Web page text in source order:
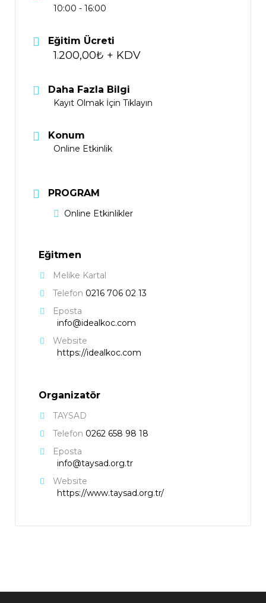
10:00 - 16:00
Eğitim Ücreti
1.200,00₺ + KDV
Daha Fazla Bilgi
Kayıt Olmak İçin Tıklayın
Konum
Online Etkinlik
PROGRAM
Online Etkinlikler
Eğitmen
Melike Kartal
Telefon 0216 706 02 13
Eposta
info@idealkoc.com
Website
https://idealkoc.com
Organizatör
TAYSAD
Telefon 0262 658 98 18
Eposta
info@taysad.org.tr
Website
https://www.taysad.org.tr/